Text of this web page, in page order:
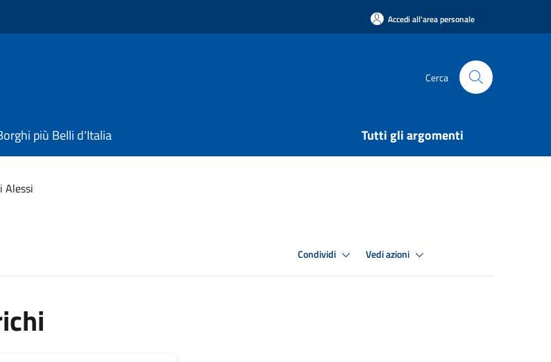
Accedi all'area personale
Cerca
più Belli d'Italia Tutti gli argomenti
Alessi
Condividi Vedi azioni